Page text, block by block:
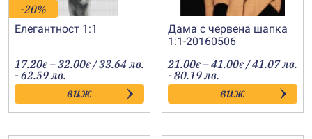
-20%
Елегантност 1:1
17.20€ –32.00€Price
range:
17.20€
through
32.00€
/ 33.64 лв.
- 62.59 лв.
виж
Дама с червена шапка
1:1-20160506
21.00€ –41.00€Price
range:
21.00€
through
41.00€
/ 41.07 лв.
- 80.19 лв.
виж